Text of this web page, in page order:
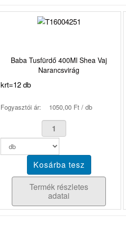
Baba Tusfürdő 400Ml Shea Vaj
Narancsvirág
krt=12 db
Fogyasztói ár: 1050,00 Ft / db
Termék részletes
adatai